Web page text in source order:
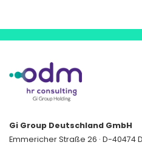
Gi Group Deutschland GmbH
Emmericher Straße 26 · D-40474